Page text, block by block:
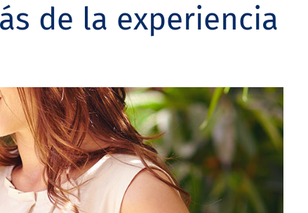
de la experiencia